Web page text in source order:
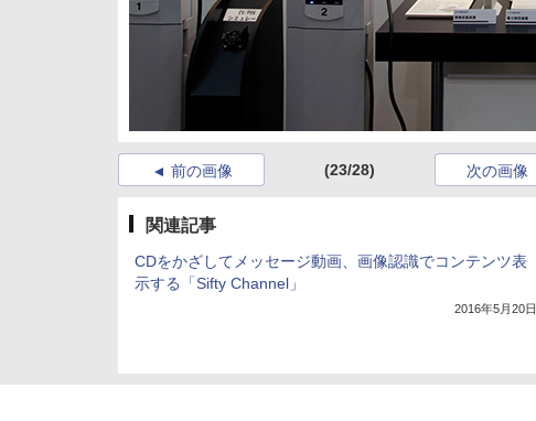
前の画像 (23/28) 次の画像
関連記事
CDをかざしてメッセージ動画、画像認識でコンテンツ表
示する「Sifty Channel」
2016年5月20日